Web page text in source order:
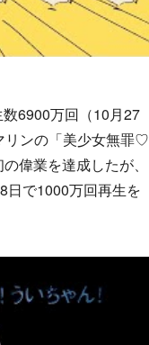
6900万回（10月27
リンの「美少女無罪♡
偉業を達成したが、
日で1000万回再生を